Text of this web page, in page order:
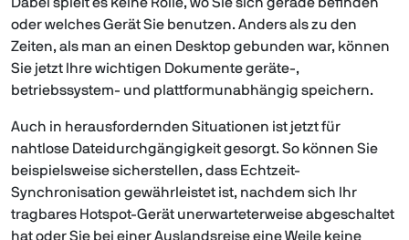
Dabei spielt es keine Rolle, wo Sie sich gerade befinden
oder welches Gerät Sie benutzen. Anders als zu den
Zeiten, als man an einen Desktop gebunden war, können
Sie jetzt Ihre wichtigen Dokumente geräte-,
betriebssystem- und plattformunabhängig speichern.
Auch in herausfordernden Situationen ist jetzt für
nahtlose Dateidurchgängigkeit gesorgt. So können Sie
beispielsweise sicherstellen, dass Echtzeit-
Synchronisation gewährleistet ist, nachdem sich Ihr
tragbares Hotspot-Gerät unerwarteterweise abgeschaltet
hat oder Sie bei einer Auslandsreise eine Weile keine